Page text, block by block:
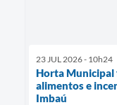
23 JUL 2026 - 10h24
Horta Municipal
alimentos e
Imbaú